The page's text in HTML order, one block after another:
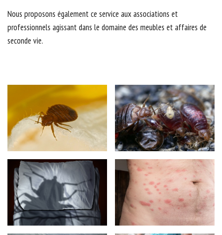
Nous proposons également ce service aux associations et
professionnels agissant dans le domaine des meubles et affaires de
seconde vie.